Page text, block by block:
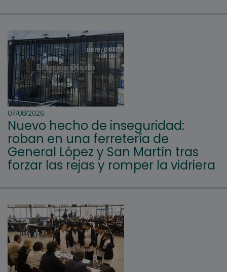
07/08/2026
Nuevo hecho de inseguridad:
roban en una ferretería de
General López y San Martín tras
forzar las rejas y romper la vidriera